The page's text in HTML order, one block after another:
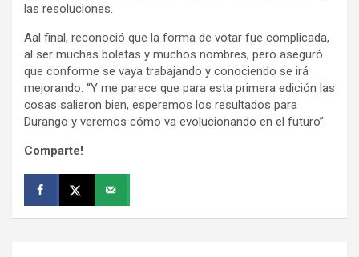
las resoluciones.
Aal final, reconoció que la forma de votar fue complicada,
al ser muchas boletas y muchos nombres, pero aseguró
que conforme se vaya trabajando y conociendo se irá
mejorando. “Y me parece que para esta primera edición las
cosas salieron bien, esperemos los resultados para
Durango y veremos cómo va evolucionando en el futuro”.
Comparte!